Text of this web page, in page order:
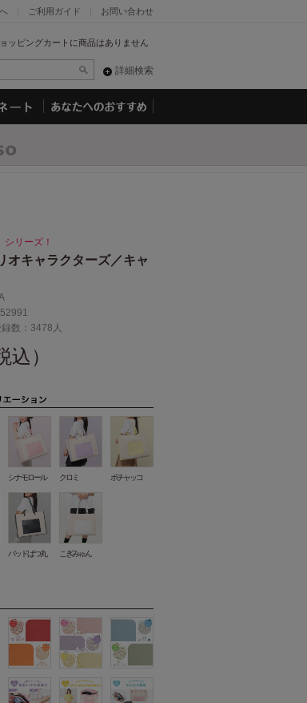
お問い合わせ
ご利用ガイド
ッピングカートに商品はありません
詳細検索
シリーズ！
オキャラクターズ／キャ
数：3478人
）
シナモロール クロミ ポチャッコ
バッドばつ丸 こぎみゅん